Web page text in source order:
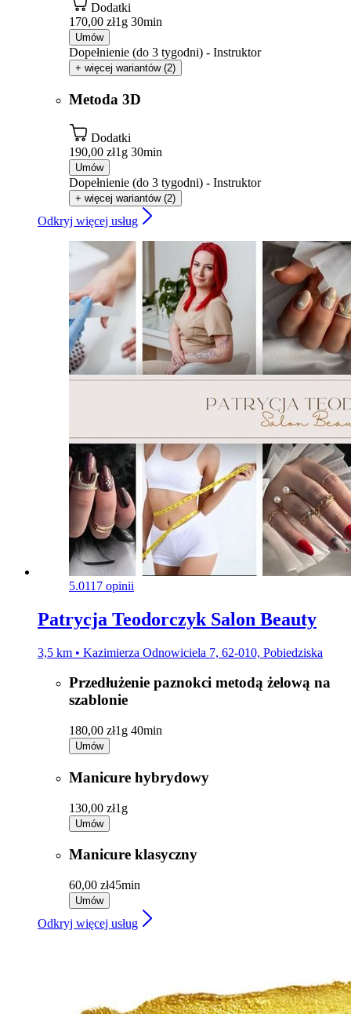
Dodatki
170,00 zł1g 30min
Umów
Dopełnienie (do 3 tygodni) - Instruktor
+ więcej wariantów (2)
Metoda 3D
Dodatki
190,00 zł1g 30min
Umów
Dopełnienie (do 3 tygodni) - Instruktor
+ więcej wariantów (2)
Odkryj więcej usług
5.0117 opinii
Patrycja Teodorczyk Salon Beauty
3,5 km • Kazimierza Odnowiciela 7, 62-010, Pobiedziska
Przedłużenie paznokci metodą żelową na
szablonie
180,00 zł1g 40min
Umów
Manicure hybrydowy
130,00 zł1g
Umów
Manicure klasyczny
60,00 zł45min
Umów
Odkryj więcej usług